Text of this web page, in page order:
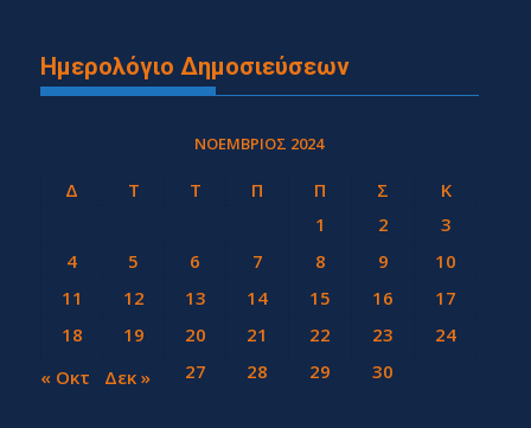
Ημερολόγιο Δημοσιεύσεων
ΝΟΈΜΒΡΙΟΣ 2024
Δ Τ Τ Π Π Σ
Κ
1
2
3
4
5 6 7 8 9
10
11
12 13 14 15 16
17
18
19 20 21 22 23
24
25
26 27 28 29 30
« Οκτ Δεκ »